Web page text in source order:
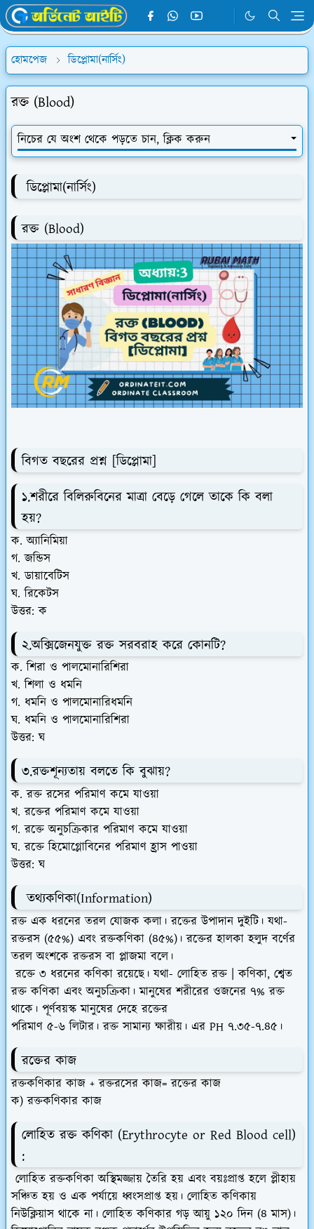
হোমপেজ ডিপ্লোমা(নার্সিং)
রক্ত (Blood)
নিচের যে অংশ থেকে পড়তে চান, ক্লিক করুন
ডিপ্লোমা(নার্সিং)
রক্ত (Blood)
বিগত বছরের প্রশ্ন [ডিপ্লোমা]
১.শরীরে বিলিরুবিনের মাত্রা বেড়ে গেলে তাকে কি বলা
হয়?
ক. অ্যানিমিয়া
গ. জন্ডিস
খ. ডায়াবেটিস
ঘ. রিকেটস
উত্তর: ক
২.অক্সিজেনযুক্ত রক্ত সরবরাহ করে কোনটি?
ক. শিরা ও পালমোনারিশিরা
খ. শিলা ও ধমনি
গ. ধমনি ও পালমোনারিধমনি
ঘ. ধমনি ও পালমোনারিশিরা
উত্তর: ঘ
৩.রক্তশূন্যতায় বলতে কি বুঝায়?
ক. রক্ত রসের পরিমাণ কমে যাওয়া
খ. রক্তের পরিমাণ কমে যাওয়া
গ. রক্তে অনুচক্রিকার পরিমাণ কমে যাওয়া
ঘ. রক্তে হিমোগ্লোবিনের পরিমাণ হ্রাস পাওয়া
উত্তর: ঘ
তথ্যকণিকা(Information)
রক্ত এক ধরনের তরল যোজক কলা। রক্তের উপাদান দুইটি। যথা-
রক্তরস (৫৫%) এবং রক্তকণিকা (৪৫%)। রক্তের হালকা হলুদ বর্ণের
তরল অংশকে রক্তরস বা প্লাজমা বলে।
রক্তে ৩ ধরনের কণিকা রয়েছে। যথা- লোহিত রক্ত | কণিকা, শ্বেত
রক্ত কণিকা এবং অনুচক্রিকা। মানুষের শরীরের ওজনের ৭% রক্ত
থাকে। পূর্ণবয়স্ক মানুষের দেহে রক্তের
পরিমাণ ৫-৬ লিটার। রক্ত সামান্য ক্ষারীয়। এর PH ৭.৩৫-৭.৪৫।
রক্তের কাজ
রক্তকণিকার কাজ + রক্তরসের কাজ= রক্তের কাজ
ক) রক্তকণিকার কাজ
লোহিত রক্ত কণিকা (Erythrocyte or Red Blood cell)
:
লোহিত রক্তকণিকা অস্থিমজ্জায় তৈরি হয় এবং বয়ঃপ্রাপ্ত হলে প্লীহায়
সঞ্চিত হয় ও এক পর্যায়ে ধ্বংসপ্রাপ্ত হয়। লোহিত কণিকায়
নিউক্লিয়াস থাকে না। লোহিত কণিকার গড় আয়ু ১২০ দিন (৪ মাস)।